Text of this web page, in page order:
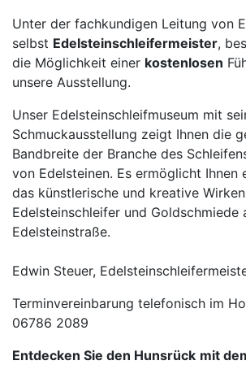
Unter der fachkundigen Leitung von
selbst Edelsteinschleifermeister,
die Möglichkeit einer kostenlosen
unsere Ausstellung.
Unser Edelsteinschleifmuseum mit
Schmuckausstellung zeigt Ihnen die
Bandbreite der Branche des
von Edelsteinen. Es ermöglicht Ihnen
das künstlerische und kreative
Edelsteinschleifer und Goldschmiede
Edelsteinstraße.
Edwin Steuer,
Terminvereinbarung telefonisch im
06786 2089
Entdecken Sie den Hunsrück mit